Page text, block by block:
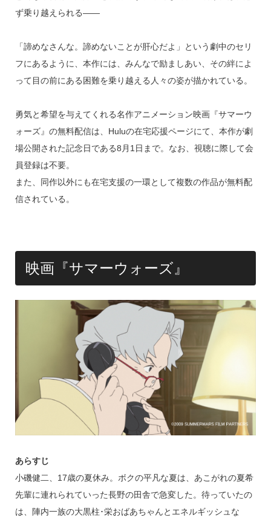
ず乗り越えられる――
「諦めなさんな。諦めないことが肝心だよ」という劇中のセリ
フにあるように、本作には、みんなで励ましあい、その絆によ
って目の前にある困難を乗り越える人々の姿が描かれている。
勇気と希望を与えてくれる名作アニメーション映画『サマーウ
ォーズ』の無料配信は、Huluの在宅応援ページにて、本作が劇
場公開された記念日である8月1日まで。なお、視聴に際して会
員登録は不要。
また、同作以外にも在宅支援の一環として複数の作品が無料配
信されている。
映画『サマーウォーズ』
あらすじ
小磯健二、17歳の夏休み。ボクの平凡な夏は、あこがれの夏希
先輩に連れられていった長野の田舎で急変した。待っていたの
は、陣内一族の大黒柱･栄おばあちゃんとエネルギッシュな